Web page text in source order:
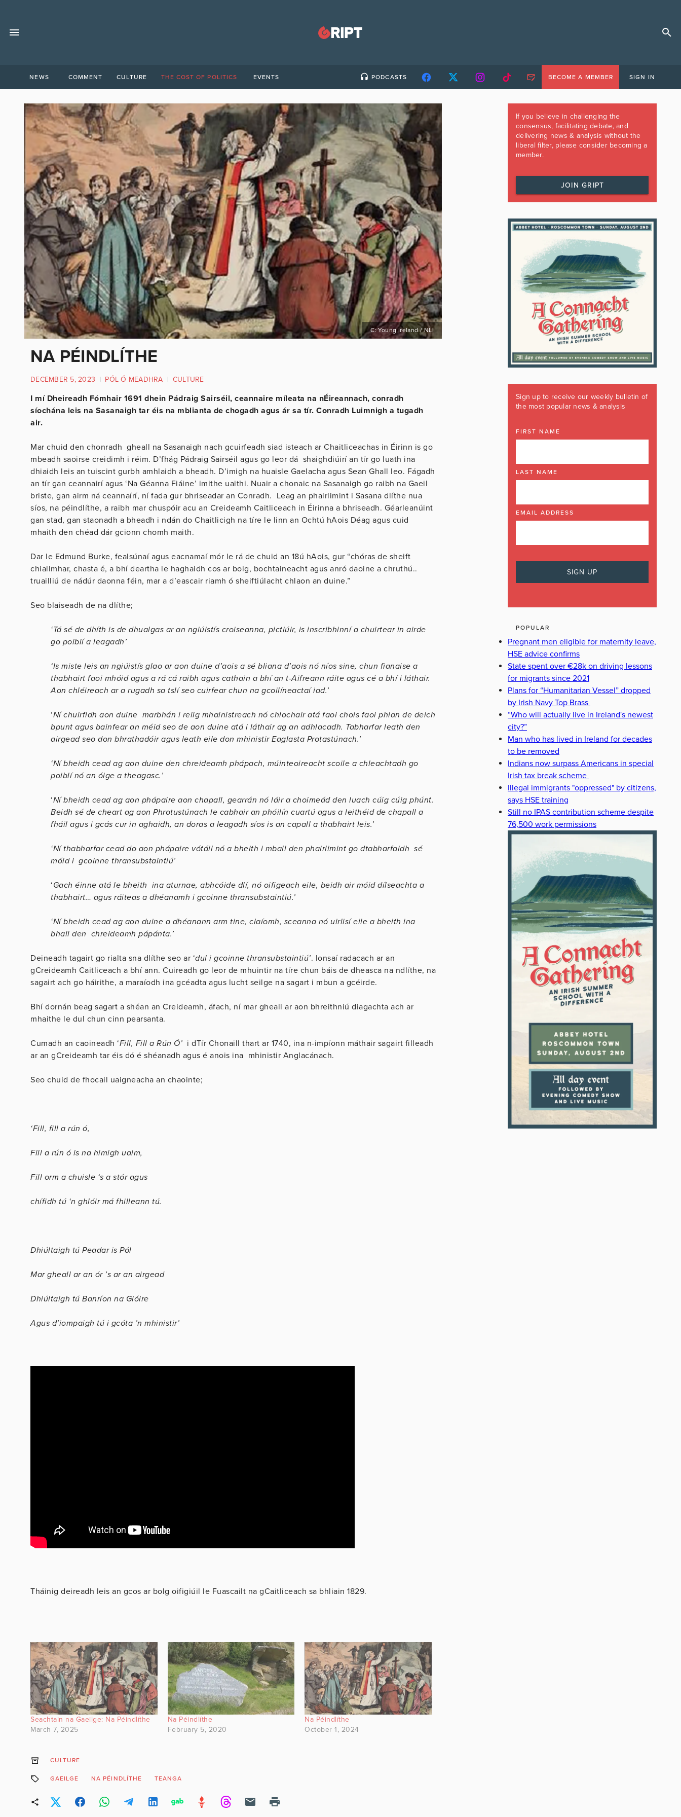
NEWS COMMENT CULTURE THE COST OF POLITICS EVENTS PODCASTS BECOME A MEMBER SIGN IN
C: Young Ireland / NLI
NA PÉINDLÍTHE
DECEMBER 5, 2023 | PÓL Ó MEADHRA | CULTURE
I mí Dheireadh Fómhair 1691 dhein Pádraig Sairséil, ceannaire míleata na nÉireannach, conradh
síochána leis na Sasanaigh tar éis na mblianta de chogadh agus ár sa tír. Conradh Luimnigh a tugadh
air.
Mar chuid den chonradh gheall na Sasanaigh nach gcuirfeadh siad isteach ar Chaitliceachas in Éirinn is go
mbeadh saoirse creidimh i réim. D’fhág Pádraig Sairséil agus go leor dá shaighdiúirí an tír go luath ina
dhiaidh leis an tuiscint gurbh amhlaidh a bheadh. D’imigh na huaisle Gaelacha agus Sean Ghall leo. Fágadh
an tír gan ceannairí agus ‘Na Géanna Fiáine’ imithe uaithi. Nuair a chonaic na Sasanaigh go raibh na Gaeil
briste, gan airm ná ceannaírí, ní fada gur bhriseadar an Conradh. Leag an phairlimint i Sasana dlíthe nua
síos, na péindlíthe, a raibh mar chuspóir acu an Creideamh Caitliceach in Éirinna a bhriseadh. Géarleanúint
gan stad, gan staonadh a bheadh i ndán do Chaitlicigh na tíre le linn an Ochtú hAois Déag agus cuid
mhaith den chéad dár gcionn chomh maith.
Dar le Edmund Burke, fealsúnaí agus eacnamaí mór le rá de chuid an 18ú hAois, gur “chóras de sheift
chiallmhar, chasta é, a bhí deartha le haghaidh cos ar bolg, bochtaineacht agus anró daoine a chruthú..
truailliú de nádúr daonna féin, mar a d’eascair riamh ó sheiftiúlacht chlaon an duine.”
Seo blaiseadh de na dlíthe;
‘Tá sé de dhíth is de dhualgas ar an ngiúistís croiseanna, pictiúir, is inscribhinní a chuirtear in airde
go poiblí a leagadh’
‘Is miste leis an ngiúistís glao ar aon duine d’aois a sé bliana d’aois nó níos sine, chun fianaise a
thabhairt faoi mhóid agus a rá cá raibh agus cathain a bhí an t-Aifreann ráite agus cé a bhí i láthair.
Aon chléireach ar a rugadh sa tslí seo cuirfear chun na gcoilíneactaí iad.’
‘Ní chuirfidh aon duine marbhán i reilg mhainistreach nó chlochair atá faoi chois faoi phian de deich
bpunt agus bainfear an méid seo de aon duine atá i láthair ag an adhlacadh. Tabharfar leath den
airgead seo don bhrathadóir agus leath eile don mhinistir Eaglasta Protastúnach.’
‘Ní bheidh cead ag aon duine den chreideamh phápach, múinteoireacht scoile a chleachtadh go
poiblí nó an óige a theagasc.’
‘Ní bheidh cead ag aon phápaire aon chapall, gearrán nó láir a choimeád den luach cúig cúig phúnt.
Beidh sé de cheart ag aon Phrotustúnach le cabhair an phóilín cuartú agus a leithéid de chapall a
fháil agus i gcás cur in aghaidh, an doras a leagadh síos is an capall a thabhairt leis.’
‘Ní thabharfar cead do aon phápaire vótáil nó a bheith i mball den phairlimint go dtabharfaidh sé
móid i gcoinne thransubstaintiú’
‘Gach éinne atá le bheith ina aturnae, abhcóide dlí, nó oifigeach eile, beidh air móid dílseachta a
thabhairt… agus ráiteas a dhéanamh i gcoinne thransubstaintiú.’
‘Ní bheidh cead ag aon duine a dhéanann arm tine, claíomh, sceanna nó uirlisí eile a bheith ina
bhall den chreideamh pápánta.’
Deineadh tagairt go rialta sna dlíthe seo ar ‘dul i gcoinne thransubstaintiú’. Ionsaí radacach ar an
gCreideamh Caitliceach a bhí ann. Cuireadh go leor de mhuintir na tíre chun báis de dheasca na ndlíthe, na
sagairt ach go háirithe, a maraíodh ina gcéadta agus lucht seilge na sagart i mbun a gcéirde.
Bhí dornán beag sagart a shéan an Creideamh, áfach, ní mar gheall ar aon bhreithniú diagachta ach ar
mhaithe le dul chun cinn pearsanta.
Cumadh an caoineadh ‘Fill, Fill a Rún Ó’ i dTír Chonaill thart ar 1740, ina n-impíonn máthair sagairt filleadh
ar an gCreideamh tar éis dó é shéanadh agus é anois ina mhinistir Anglacánach.
Seo chuid de fhocail uaigneacha an chaointe;
‘Fill, fill a rún ó,
Fill a rún ó is na himigh uaim,
Fill orm a chuisle ‘s a stór agus
chífidh tú ‘n ghlóir má fhilleann tú.
Dhiúltaigh tú Peadar is Pól
Mar gheall ar an ór ’s ar an airgead
Dhiúltaigh tú Banríon na Glóire
Agus d’iompaigh tú i gcóta ’n mhinistir’
Tháinig deireadh leis an gcos ar bolg oifigiúil le Fuascailt na gCaitliceach sa bhliain 1829.
Seachtain na Gaeilge: Na Péindlíthe
March 7, 2025
Na Péindlíthe
February 5, 2020
Na Péindlíthe
October 1, 2024
CULTURE
GAEILGE NA PÉINDLÍTHE TEANGA
If you believe in challenging the
consensus, facilitating debate, and
delivering news & analysis without the
liberal filter, please consider becoming a
member.
JOIN GRIPT
Sign up to receive our weekly bulletin of
the most popular news & analysis
FIRST NAME
LAST NAME
EMAIL ADDRESS
POPULAR
Pregnant men eligible for maternity leave,
HSE advice confirms
State spent over €28k on driving lessons
for migrants since 2021
Plans for “Humanitarian Vessel” dropped
by Irish Navy Top Brass
“Who will actually live in Ireland's newest
city?”
Man who has lived in Ireland for decades
to be removed
Indians now surpass Americans in special
Irish tax break scheme
Illegal immigrants "oppressed" by citizens,
says HSE training
Still no IPAS contribution scheme despite
76,500 work permissions